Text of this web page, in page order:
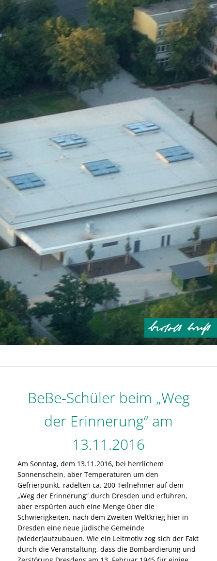
BeBe-Schüler beim „Weg
der Erinnerung“ am
13.11.2016
Am Sonntag, dem 13.11.2016, bei herrlichem
Sonnenschein, aber Temperaturen um den
Gefrierpunkt, radelten ca. 200 Teilnehmer auf dem
„Weg der Erinnerung“ durch Dresden und erfuhren,
aber erspürten auch eine Menge über die
Schwierigkeiten, nach dem Zweiten Weltkrieg hier in
Dresden eine neue jüdische Gemeinde
(wieder)aufzubauen. Wie ein Leitmotiv zog sich der Fakt
durch die Veranstaltung, dass die Bombardierung und